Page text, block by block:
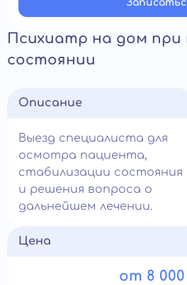
Психиатр на дом при
состоянии
Описание
Выезд специалиста для
осмотра пациента,
стабилизации состояния
и решения вопроса о
дальнейшем лечении.
Цена
от 8